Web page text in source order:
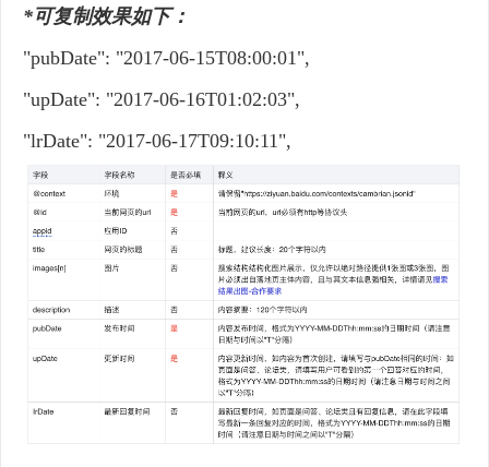
*可复制效果如下：
"pubDate": "2017-06-15T08:00:01",
"upDate": "2017-06-16T01:02:03",
"lrDate": "2017-06-17T09:10:11",